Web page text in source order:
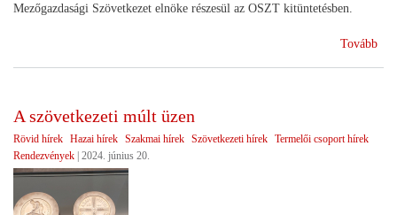
Mezőgazdasági Szövetkezet elnöke részesül az OSZT kitüntetésben.
Tovább
A szövetkezeti múlt üzen
Rövid hírek Hazai hírek Szakmai hírek Szövetkezeti hírek Termelői csoport hírek
Rendezvények 2024. június 20.